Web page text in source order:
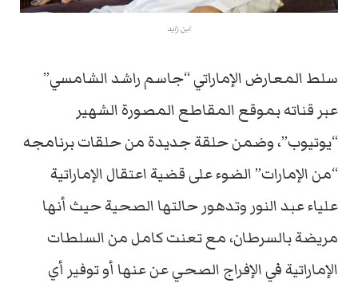
ابن زايد
سلط المعارض الإماراتي “جاسم راشد الشامسي”
عبر قناته بموقع المقاطع المصورة الشهير
“يوتيوب”، وضمن حلقة جديدة من حلقات برنامجه
“من الإمارات” الضوء على قضية اعتقال الإماراتية
علياء عبد النور وتدهور حالتها الصحية حيث أنها
مريضة بالسرطان، مع تعنت كامل من السلطات
الإماراتية في الإفراج الصحي عن عنها أو توفير أي